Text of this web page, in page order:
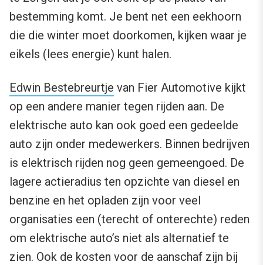
bestemming komt. Je bent net een eekhoorn
die die winter moet doorkomen, kijken waar je
eikels (lees energie) kunt halen.
Edwin Bestebreurtje van Fier Automotive kijkt
op een andere manier tegen rijden aan. De
elektrische auto kan ook goed een gedeelde
auto zijn onder medewerkers. Binnen bedrijven
is elektrisch rijden nog geen gemeengoed. De
lagere actieradius ten opzichte van diesel en
benzine en het opladen zijn voor veel
organisaties een (terecht of onterechte) reden
om elektrische auto’s niet als alternatief te
zien. Ook de kosten voor de aanschaf zijn bij